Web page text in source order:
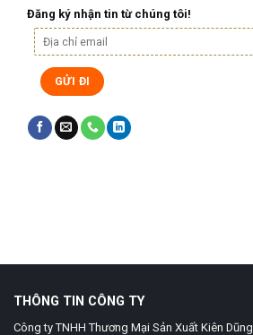
Đăng ký nhận tin từ chúng tôi!
THÔNG TIN CÔNG TY
Công ty TNHH Thương Mại Sản Xuất Kiên Dũng